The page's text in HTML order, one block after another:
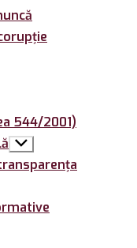
544/2001)
Arată
submeniul